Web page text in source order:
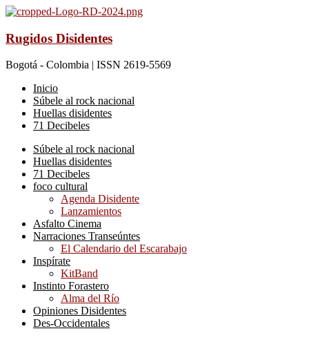
Rugidos Disidentes
Bogotá - Colombia | ISSN 2619-5569
Inicio
Súbele al rock nacional
Huellas disidentes
71 Decibeles
Súbele al rock nacional
Huellas disidentes
71 Decibeles
foco cultural
Agenda Disidente
Lanzamientos
Asfalto Cinema
Narraciones Transeúntes
El Calendario del Escarabajo
Inspírate
KitBand
Instinto Forastero
Alma del Río
Opiniones Disidentes
Des-Occidentales